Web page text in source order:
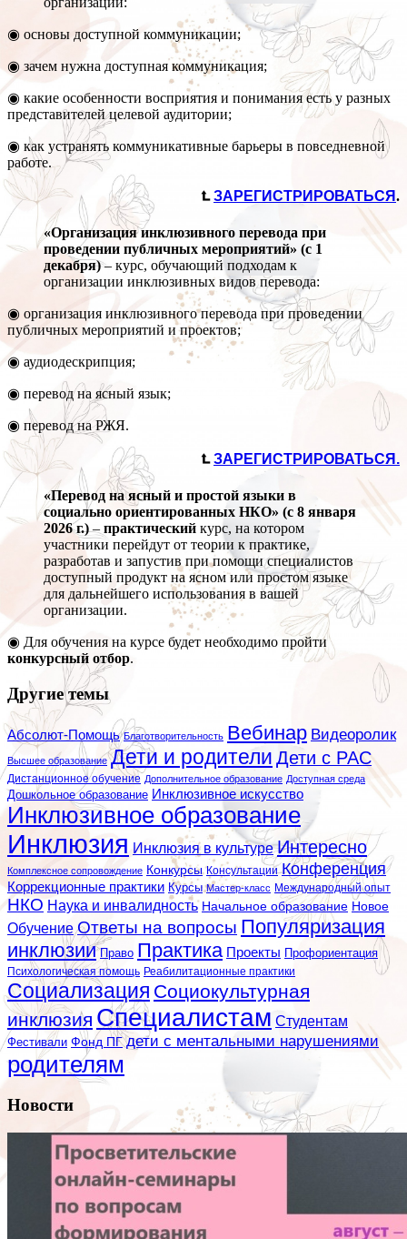
◉ основы доступной коммуникации;
◉ зачем нужна доступная коммуникация;
◉ какие особенности восприятия и понимания есть у разных
представителей целевой аудитории;
◉ как устранять коммуникативные барьеры в повседневной
работе.
⮤ЗАРЕГИСТРИРОВАТЬСЯ.
«Организация инклюзивного перевода при
проведении публичных мероприятий» (с 1
декабря)– курс, обучающий подходам к
организации инклюзивных видов перевода:
◉ организация инклюзивного перевода при проведении
публичных мероприятий и проектов;
◉ аудиодескрипция;
◉ перевод на ясный язык;
◉ перевод на РЖЯ.
⮤ЗАРЕГИСТРИРОВАТЬСЯ.
«Перевод на ясный и простой языки в
социально ориентированных НКО» (с 8 января
2026 г.)– практический курс, на котором
участники перейдут от теории к практике,
разработав и запустив при помощи специалистов
доступный продукт на ясном или простом языке
для дальнейшего использования в вашей
организации.
◉ Для обучения на курсе будет необходимо пройти
конкурсный отбор.
Другие темы
Абсолют-Помощь Благотворительность Вебинар Видеоролик
Высшее образование Дети и родители Дети с РАС
Дистанционное обучение Дополнительное образование Доступная среда
Дошкольное образование Инклюзивное искусство
Инклюзивное образование
Инклюзия Инклюзия в культуре Интересно
Комплексное сопровождение Конкурсы Консультации Конференция
Коррекционные практики Курсы Мастер-класс Международный опыт
НКО Наука и инвалидность Начальное образование Новое
Обучение Ответы на вопросы Популяризация
инклюзии Право Практика Проекты Профориентация
Психологическая помощь Реабилитационные практики
Социализация Социокультурная
инклюзия Специалистам Студентам
Фестивали Фонд ПГ дети с ментальными нарушениями
родителям
Новости